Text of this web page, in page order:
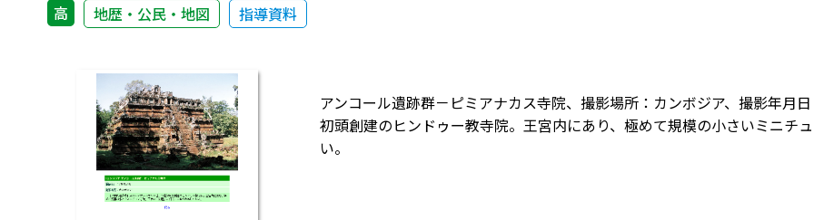
高 地歴・公民・地図 指導資料
アンコール遺跡群－ピミアナカス寺院、撮影場所：カンボジア、撮影年月
初頭創建のヒンドゥー教寺院。王宮内にあり、極めて規模の小さいミニチ
い。